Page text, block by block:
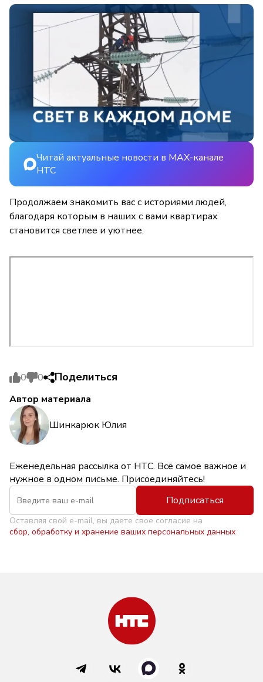
Читай актуальные новости в MAX-канале
НТС
Продолжаем знакомить вас с историями людей,
благодаря которым в наших с вами квартирах
становится светлее и уютнее.
0 0 Поделиться
Автор материала
Шинкарюк Юлия
Еженедельная рассылка от НТС. Всё самое важное и
нужное в одном письме. Присоединяйтесь!
Подписаться
Оставляя свой e-mail, вы даете свое согласие на
сбор, обработку и хранение ваших персональных данных